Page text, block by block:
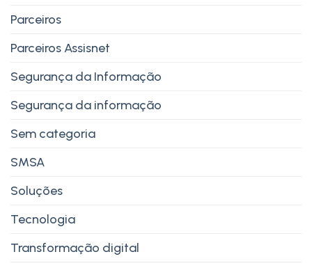
Parceiros
Parceiros Assisnet
Segurança da Informação
Segurança da informação
Sem categoria
SMSA
Soluções
Tecnologia
Transformação digital